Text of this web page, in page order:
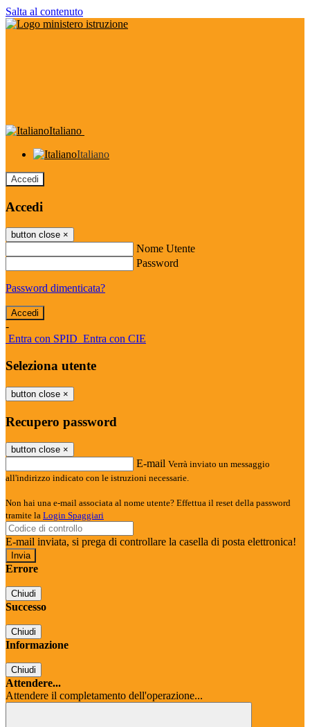
Salta al contenuto
Italiano
Italiano
Accedi
Accedi
button close ×
Nome Utente
Password
Password dimenticata?
-
Entra con SPID Entra con CIE
Seleziona utente
button close ×
Recupero password
button close ×
E-mail Verrà inviato un messaggio
all'indirizzo indicato con le istruzioni necessarie.
Non hai una e-mail associata al nome utente? Effettua il reset della password
tramite la Login Spaggiari
E-mail inviata, si prega di controllare la casella di posta elettronica!
Errore
Chiudi
Successo
Chiudi
Informazione
Chiudi
Attendere...
Attendere il completamento dell'operazione...